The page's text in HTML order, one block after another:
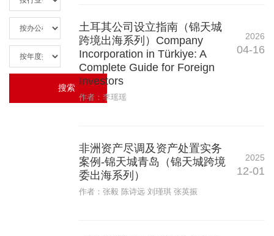
土耳其公司设立指南（锦天城
跨境出海系列）Company
Incorporation in Türkiye: A
Complete Guide for Foreign
Investors
作者：李瑶瑶
2026
04-16
非洲资产尽调及资产处置实务
案例-锦天城青岛（锦天城跨境
委出海系列）
作者：张毅 陈诗远 刘瑾琪 张英振
2025
12-01